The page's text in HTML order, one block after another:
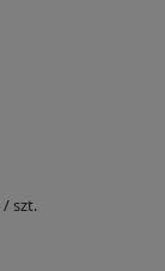
/szt.